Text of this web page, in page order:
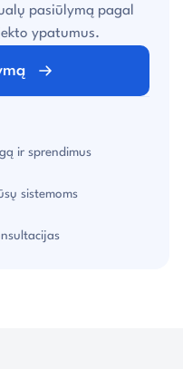
pasiūlymą pagal
ypatumus.
ir sprendimus
sistemoms